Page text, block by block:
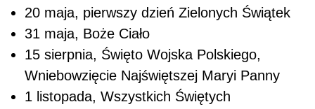
20 maja, pierwszy dzień Zielonych Świątek
31 maja, Boże Ciało
15 sierpnia, Święto Wojska Polskiego,
Wniebowzięcie Najświętszej Maryi Panny
1 listopada, Wszystkich Świętych